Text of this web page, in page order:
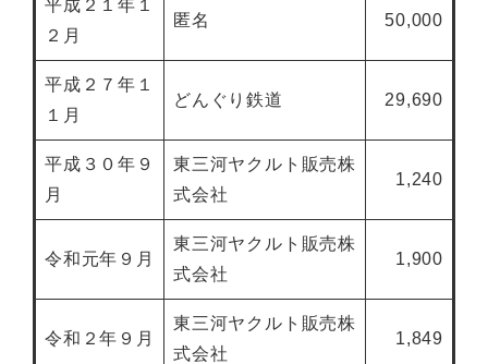
平成２１年１
２月
匿名 50,000
平成２７年１
１月
どんぐり鉄道 29,690
平成３０年９
月
東三河ヤクルト販売株
式会社
1,240
令和元年９月
東三河ヤクルト販売株
式会社
1,900
令和２年９月
東三河ヤクルト販売株
式会社
1,849